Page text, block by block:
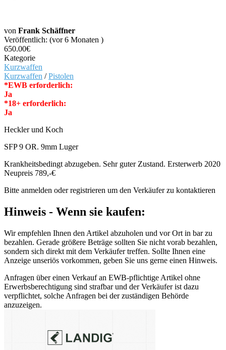
von Frank Schäffner
Veröffentlich: (vor 6 Monaten )
650.00€
Kategorie
Kurzwaffen
Kurzwaffen /Pistolen
*EWB erforderlich:
Ja
*18+ erforderlich:
Ja
Heckler und Koch
SFP 9 OR. 9mm Luger
Krankheitsbedingt abzugeben. Sehr guter Zustand. Ersterwerb 2020
Neupreis 789,-€
Bitte anmelden oder registrieren um den Verkäufer zu kontaktieren
Hinweis - Wenn sie kaufen:
Wir empfehlen Ihnen den Artikel abzuholen und vor Ort in bar zu
bezahlen. Gerade größere Beträge sollten Sie nicht vorab bezahlen,
sondern sich direkt mit dem Verkäufer treffen. Sollte Ihnen eine
Anzeige unseriös vorkommen, geben Sie uns gerne einen Hinweis.
Anfragen über einen Verkauf an EWB-pflichtige Artikel ohne
Erwerbsberechtigung sind strafbar und der Verkäufer ist dazu
verpflichtet, solche Anfragen bei der zuständigen Behörde
anzuzeigen.